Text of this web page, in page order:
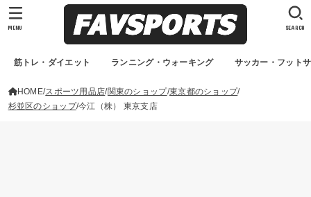
筋トレ・ダイエット ランニング・ウォーキング サッカー・フット
SEARCH
MENU
HOME スポーツ用品店 関東のショップ 東京都のショップ
杉並区のショップ 今江（株） 東京支店